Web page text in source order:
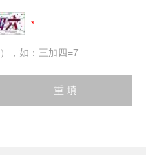
，如：三加四=7